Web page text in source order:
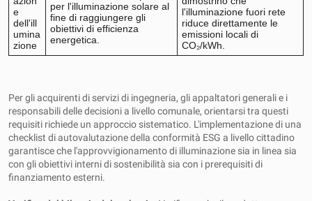
e
dell'ill
umina
zione
per l'illuminazione solare al
fine di raggiungere gli
obiettivi di efficienza
energetica.
l'illuminazione fuori rete
riduce direttamente le
emissioni locali di
CO₂/kWh.
Per gli acquirenti di servizi di ingegneria, gli appaltatori generali e i
responsabili delle decisioni a livello comunale, orientarsi tra questi
requisiti richiede un approccio sistematico. L'implementazione di una
checklist di autovalutazione della conformità ESG a livello cittadino
garantisce che l'approvvigionamento di illuminazione sia in linea sia
con gli obiettivi interni di sostenibilità sia con i prerequisiti di
finanziamento esterni.